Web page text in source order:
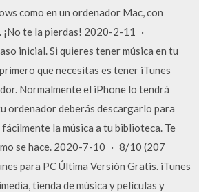
como en un ordenador Mac, con
¡No te la pierdas! 2020-2-11 ·
inicial. Si quieres tener música en tu
que necesitas es tener iTunes
Normalmente el iPhone lo tendrá
ordenador deberás descargarlo para
fácilmente la música a tu biblioteca. Te
se hace. 2020-7-10 · 8/10 (207
para PC Última Versión Gratis. iTunes
tienda de música y películas y